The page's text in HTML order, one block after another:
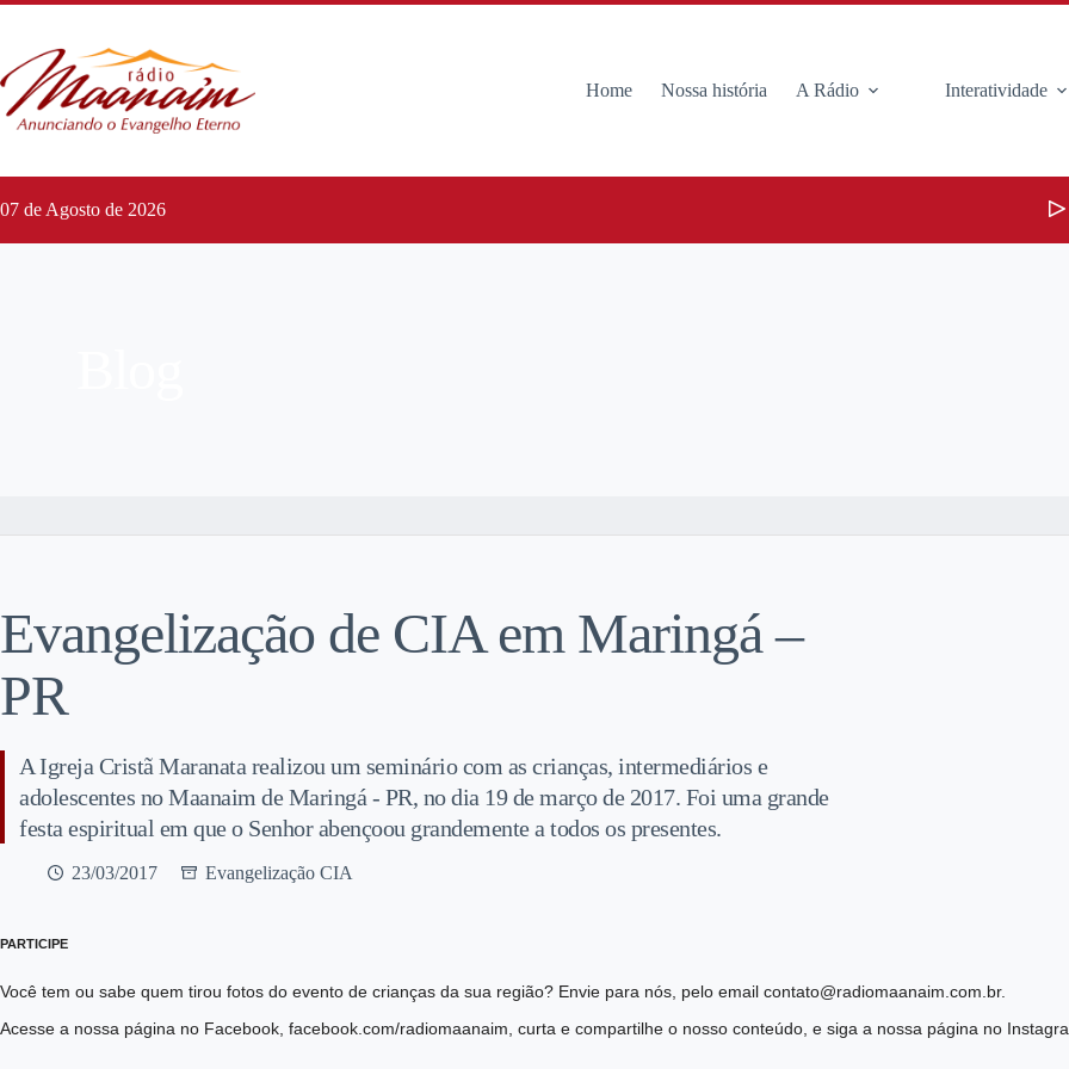
Home Nossa história A Rádio Interatividade
07 de Agosto de 2026
Evangelização de CIA em Maringá –
PR
A Igreja Cristã Maranata realizou um seminário com as crianças, intermediários e
adolescentes no Maanaim de Maringá - PR, no dia 19 de março de 2017. Foi uma grande
festa espiritual em que o Senhor abençoou grandemente a todos os presentes.
23/03/2017 Evangelização CIA
PARTICIPE
Você tem ou sabe quem tirou fotos do evento de crianças da sua região? Envie para nós, pelo email contato@radiomaanaim.com.br.
Acesse a nossa página no Facebook, facebook.com/radiomaanaim, curta e compartilhe o nosso conteúdo, e siga a nossa página no